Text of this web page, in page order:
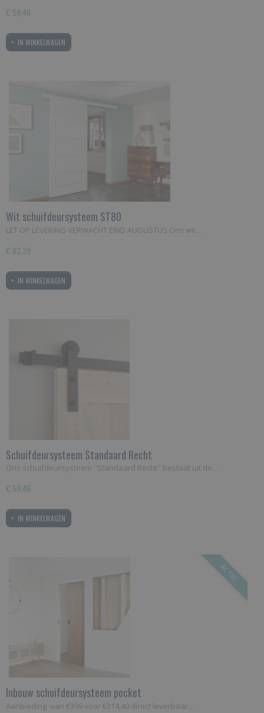
€ 59,46
IN WINKELWAGEN
Wit schuifdeursysteem ST80
LET OP LEVERING VERWACHT EIND AUGUSTUS Ons wit…
€ 83,39
IN WINKELWAGEN
Schuifdeursysteem Standaard Recht
Ons schuifdeursysteem ''Standaard Recht'' bestaat uit de…
€ 59,46
IN WINKELWAGEN
ACTIE!
Inbouw schuifdeursysteem pocket
Aanbieding -van €399 voor €314,40 direct leverbaar…